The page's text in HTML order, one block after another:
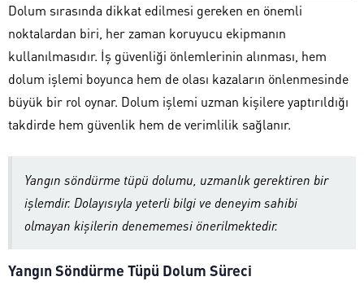
Dolum sırasında dikkat edilmesi gereken en önemli
noktalardan biri, her zaman koruyucu ekipmanın
kullanılmasıdır. İş güvenliği önlemlerinin alınması, hem
dolum işlemi boyunca hem de olası kazaların önlenmesinde
büyük bir rol oynar. Dolum işlemi uzman kişilere yaptırıldığı
takdirde hem güvenlik hem de verimlilik sağlanır.
Yangın söndürme tüpü dolumu, uzmanlık gerektiren bir
işlemdir. Dolayısıyla yeterli bilgi ve deneyim sahibi
olmayan kişilerin denememesi önerilmektedir.
Yangın Söndürme Tüpü Dolum Süreci